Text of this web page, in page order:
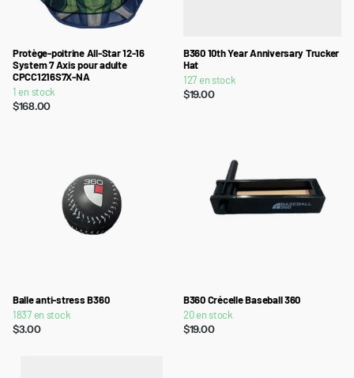
Protège-poitrine All-Star 12-16
System 7 Axis pour adulte
CPCC1216S7X-NA
1 en stock
$168.00
B360 10th Year Anniversary Trucker
Hat
127 en stock
$19.00
Balle anti-stress B360
1837 en stock
$3.00
B360 Crécelle Baseball 360
20 en stock
$19.00